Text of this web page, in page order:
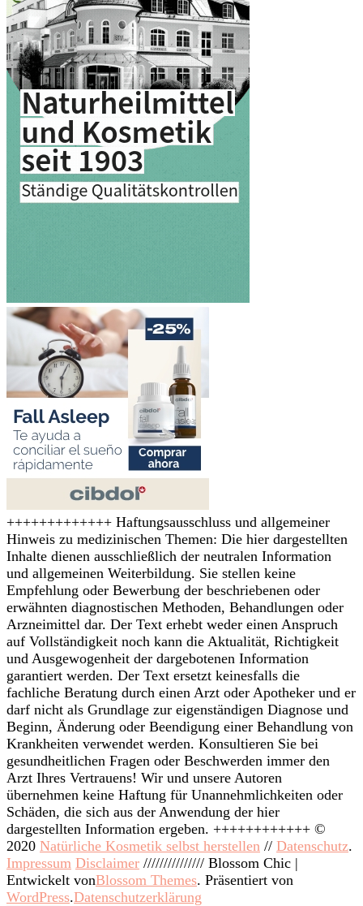
+++++++++++++ Haftungsausschluss und allgemeiner
Hinweis zu medizinischen Themen: Die hier dargestellten
Inhalte dienen ausschließlich der neutralen Information
und allgemeinen Weiterbildung. Sie stellen keine
Empfehlung oder Bewerbung der beschriebenen oder
erwähnten diagnostischen Methoden, Behandlungen oder
Arzneimittel dar. Der Text erhebt weder einen Anspruch
auf Vollständigkeit noch kann die Aktualität, Richtigkeit
und Ausgewogenheit der dargebotenen Information
garantiert werden. Der Text ersetzt keinesfalls die
fachliche Beratung durch einen Arzt oder Apotheker und er
darf nicht als Grundlage zur eigenständigen Diagnose und
Beginn, Änderung oder Beendigung einer Behandlung von
Krankheiten verwendet werden. Konsultieren Sie bei
gesundheitlichen Fragen oder Beschwerden immer den
Arzt Ihres Vertrauens! Wir und unsere Autoren
übernehmen keine Haftung für Unannehmlichkeiten oder
Schäden, die sich aus der Anwendung der hier
dargestellten Information ergeben. ++++++++++++ ©
2020 Natürliche Kosmetik selbst herstellen // Datenschutz.
Impressum Disclaimer /////////////// Blossom Chic |
Entwickelt vonBlossom Themes. Präsentiert von
WordPress.Datenschutzerklärung